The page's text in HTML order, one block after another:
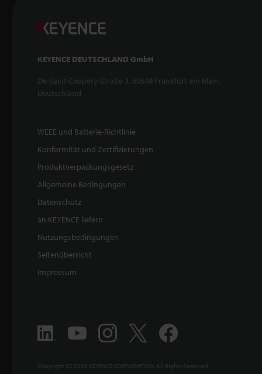
KEYENCE DEUTSCHLAND GmbH
De-Saint-Exupéry-Straße 3, 60549 Frankfurt am Main,
Deutschland
WEEE und Batterie-Richtlinie
Konformität und Zertifizierungen
Produktverpackungsgesetz
Allgemeine Bedingungen
Datenschutz
an KEYENCE liefern
Nutzungsbedingungen
Seitenübersicht
Impressum
Copyright (C) 2026 KEYENCE CORPORATION. All Rights Reserved.